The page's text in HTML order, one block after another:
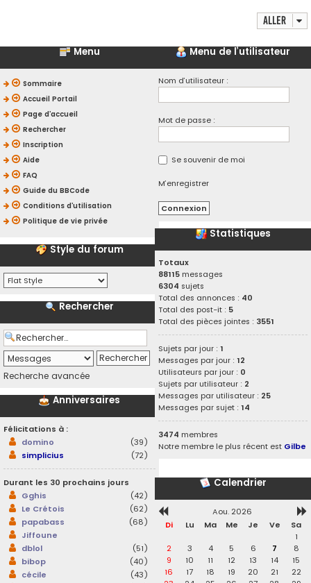
Aller
Menu
Sommaire
Accueil Portail
Page d’accueil
Rechercher
Inscription
Aide
FAQ
Guide du BBCode
Conditions d’utilisation
Politique de vie privée
Style du forum
Rechercher
Recherche avancée
Anniversaires
Félicitations à :
domino
(39)
simplicius
(72)
Durant les 30 prochains jours
Gghis
(42)
Le Crétois
(62)
papabass
(68)
Jiffoune
dblol
(51)
bibop
(40)
cécile
(43)
Menu de l’utilisateur
Nom d’utilisateur :
Mot de passe :
Se souvenir de moi
M’enregistrer
Statistiques
Totaux
88115 messages
6304 sujets
Total des annonces : 40
Total des post-it : 5
Total des pièces jointes : 3551
Sujets par jour :1
Messages par jour :12
Utilisateurs par jour : 0
Sujets par utilisateur : 2
Messages par utilisateur : 25
Messages par sujet :14
3474 membres
Notre membre le plus récent est Gilbe
Calendrier
Aou. 2026
Di
Lu Ma Me Je Ve
Sa
1
2
3 4 5 6 7
8
9
10 11 12 13 14
15
16
17 18 19 20 21
22